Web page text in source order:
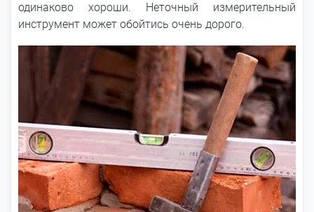
одинаково хороши. Неточный измерительный
инструмент может обойтись очень дорого.